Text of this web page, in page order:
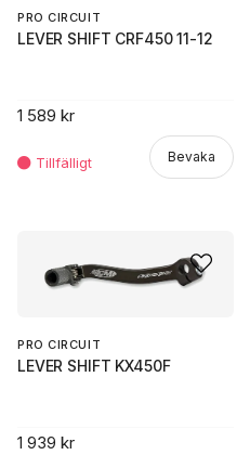
PRO CIRCUIT
LEVER SHIFT CRF450 11-12
1 589 kr
Bevaka
PRO CIRCUIT
LEVER SHIFT KX450F
1 939 kr